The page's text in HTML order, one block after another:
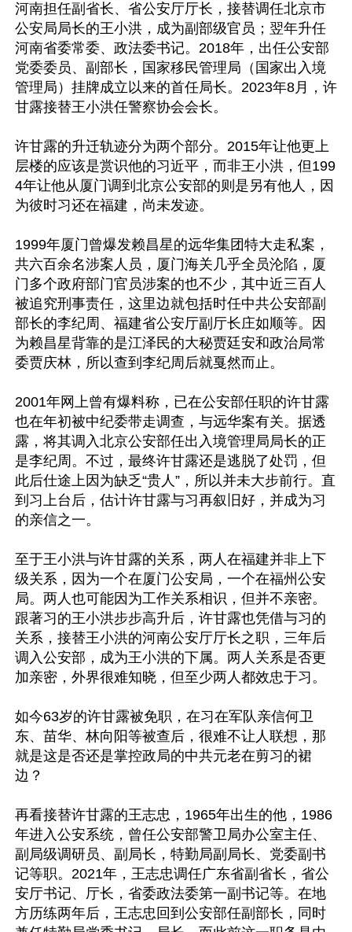
河南担任副省长、省公安厅厅长，接替调任北京市
公安局局长的王小洪，成为副部级官员；翌年升任
河南省委常委、政法委书记。2018年，出任公安部
党委委员、副部长，国家移民管理局（国家出入境
管理局）挂牌成立以来的首任局长。2023年8月，许
甘露接替王小洪任警察协会会长。
许甘露的升迁轨迹分为两个部分。2015年让他更上
层楼的应该是赏识他的习近平，而非王小洪，但199
4年让他从厦门调到北京公安部的则是另有他人，因
为彼时习还在福建，尚未发迹。
1999年厦门曾爆发赖昌星的远华集团特大走私案，
共六百余名涉案人员，厦门海关几乎全员沦陷，厦
门多个政府部门官员涉案的也不少，其中近三百人
被追究刑事责任，这里边就包括时任中共公安部副
部长的李纪周、福建省公安厅副厅长庄如顺等。因
为赖昌星背靠的是江泽民的大秘贾廷安和政治局常
委贾庆林，所以查到李纪周后就戛然而止。
2001年网上曾有爆料称，已在公安部任职的许甘露
也在年初被中纪委带走调查，与远华案有关。据透
露，将其调入北京公安部任出入境管理局局长的正
是李纪周。不过，最终许甘露还是逃脱了处罚，但
此后仕途上因为缺乏“贵人”，所以并未大步前行。直
到习上台后，估计许甘露与习再叙旧好，并成为习
的亲信之一。
至于王小洪与许甘露的关系，两人在福建并非上下
级关系，因为一个在厦门公安局，一个在福州公安
局。两人也可能因为工作关系相识，但并不亲密。
跟著习的王小洪步步高升后，许甘露也凭借与习的
关系，接替王小洪的河南公安厅厅长之职，三年后
调入公安部，成为王小洪的下属。两人关系是否更
加亲密，外界很难知晓，但至少两人都效忠于习。
如今63岁的许甘露被免职，在习在军队亲信何卫
东、苗华、林向阳等被查后，很难不让人联想，那
就是这是否还是掌控政局的中共元老在剪习的裙
边？
再看接替许甘露的王志忠，1965年出生的他，1986
年进入公安系统，曾任公安部警卫局办公室主任、
副局级调研员、副局长，特勤局副局长、党委副书
记等职。2021年，王志忠调任广东省副省长，省公
安厅书记、厅长，省委政法委第一副书记等。在地
方历练两年后，王志忠回到公安部任副部长，同时